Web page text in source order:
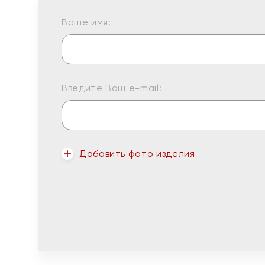
Ваше имя:
Введите Ваш e-mail:
Добавить фото изделия